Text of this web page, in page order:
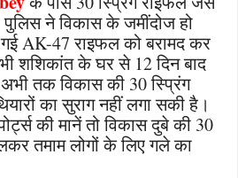
ने विकास के जमींदोज हो
AK-47 राइफल को बरामद कर
शशिकांत के घर से 12 दिन बाद
तक विकास की 30 स्प्रिंग
का सुराग नहीं लगा सकी है।
की मानें तो विकास दुबे की 30
तमाम लोगों के लिए गले का